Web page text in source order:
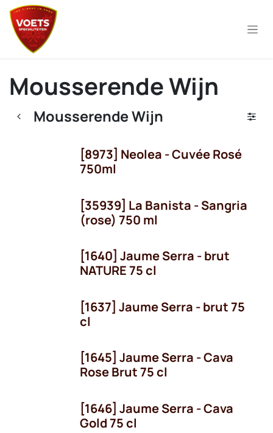
Overslaan naar inhoud
Mousserende Wijn
Mousserende Wijn
[8973] Neolea - Cuvée Rosé
750ml
[35939] La Banista - Sangria
(rose) 750 ml
[1640] Jaume Serra - brut
NATURE 75 cl
[1637] Jaume Serra - brut 75
cl
[1645] Jaume Serra - Cava
Rose Brut 75 cl
[1646] Jaume Serra - Cava
Gold 75 cl